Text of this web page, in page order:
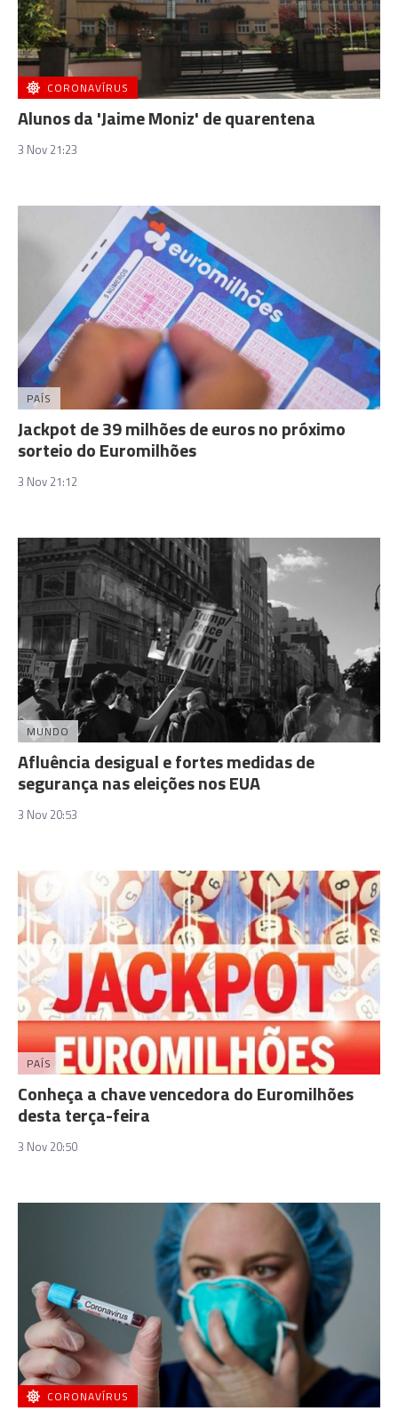
CORONAVÍRUS
Alunos da 'Jaime Moniz' de quarentena
3 Nov 21:23
PAÍS
Jackpot de 39 milhões de euros no próximo
sorteio do Euromilhões
3 Nov 21:12
MUNDO
Afluência desigual e fortes medidas de
segurança nas eleições nos EUA
3 Nov 20:53
PAÍS
Conheça a chave vencedora do Euromilhões
desta terça-feira
3 Nov 20:50
CORONAVÍRUS